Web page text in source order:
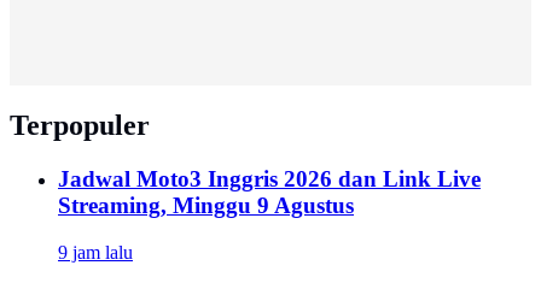
Terpopuler
Jadwal Moto3 Inggris 2026 dan Link Live
Streaming, Minggu 9 Agustus
9 jam lalu